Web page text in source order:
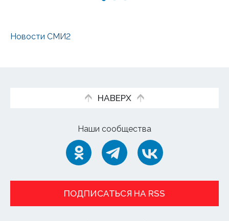
Новости СМИ2
НАВЕРХ
Наши сообщества
ПОДПИСАТЬСЯ НА RSS